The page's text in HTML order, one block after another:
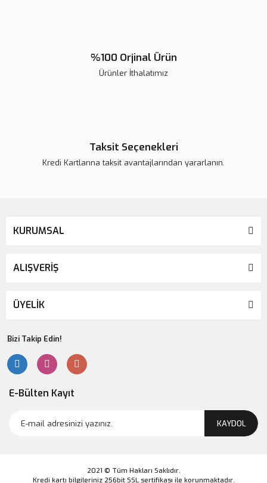
Palodent Complete V3 Bonus Kit
%100 Orjinal Ürün
Ürünler İthalatımız
Taksit Seçenekleri
Kredi Kartlarına taksit avantajlarından yararlanın.
KURUMSAL
ALIŞVERİŞ
ÜYELİK
Bizi Takip Edin!
E-Bülten Kayıt
KAYDOL
2021 © Tüm Hakları Saklıdır.
Kredi kartı bilgileriniz 256bit SSL sertifikası ile korunmaktadır.